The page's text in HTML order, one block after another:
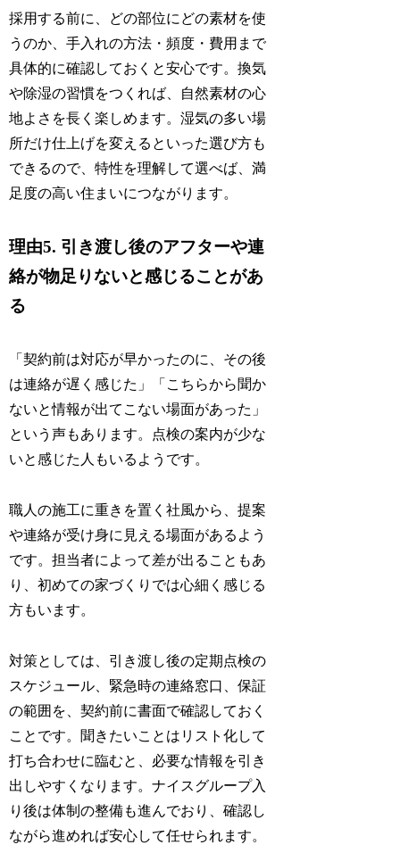
採用する前に、どの部位にどの素材を使
うのか、手入れの方法・頻度・費用まで
具体的に確認しておくと安心です。換気
や除湿の習慣をつくれば、自然素材の心
地よさを長く楽しめます。湿気の多い場
所だけ仕上げを変えるといった選び方も
できるので、特性を理解して選べば、満
足度の高い住まいにつながります。
理由5. 引き渡し後のアフターや連
絡が物足りないと感じることがあ
る
「契約前は対応が早かったのに、その後
は連絡が遅く感じた」「こちらから聞か
ないと情報が出てこない場面があった」
という声もあります。点検の案内が少な
いと感じた人もいるようです。
職人の施工に重きを置く社風から、提案
や連絡が受け身に見える場面があるよう
です。担当者によって差が出ることもあ
り、初めての家づくりでは心細く感じる
方もいます。
対策としては、引き渡し後の定期点検の
スケジュール、緊急時の連絡窓口、保証
の範囲を、契約前に書面で確認しておく
ことです。聞きたいことはリスト化して
打ち合わせに臨むと、必要な情報を引き
出しやすくなります。ナイスグループ入
り後は体制の整備も進んでおり、確認し
ながら進めれば安心して任せられます。